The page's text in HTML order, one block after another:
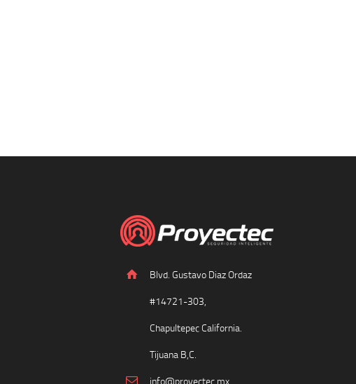
Blvd. Gustavo Diaz Ordaz
#14721-303,
Chapultepec California.
Tijuana B,C.
info@proyectec.mx